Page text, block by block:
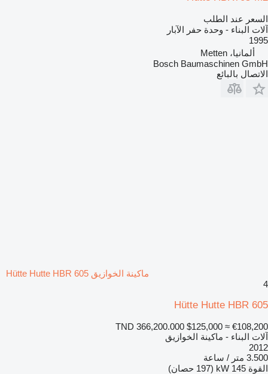
السعر عند الطلب
آلات البناء - وحدة حفر الآبار
1995
ألمانيا، Metten
Bosch Baumaschinen GmbH
الاتصال بالبائع
ماكينة الخوازيق Hütte Hutte HBR 605
4
Hütte Hutte HBR 605
TND 366,200.000 $125,000 ≈ €108,200
آلات البناء - ماكينة الخوازيق
2012
3.500 متر / ساعة
القوة 145 kW (197 حصان)